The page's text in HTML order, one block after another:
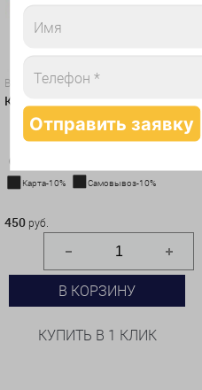
Воздушные шары
Круг Три кота "Коржик"
Карта-10% Самовывоз-10%
450 руб.
В КОРЗИНУ
КУПИТЬ В 1 КЛИК